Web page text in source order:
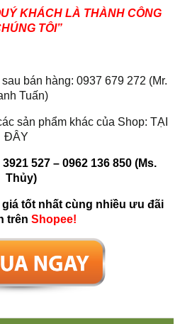
KHÁCH LÀ THÀNH CÔNG
TÔI”
bán hàng: 0937 679 272 (Mr.
Tuấn)
sản phẩm khác của Shop: TẠI
ĐÂY
3921 527 – 0962 136 850 (Ms.
Thủy)
tốt nhất cùng nhiều ưu đãi
trênShopee!